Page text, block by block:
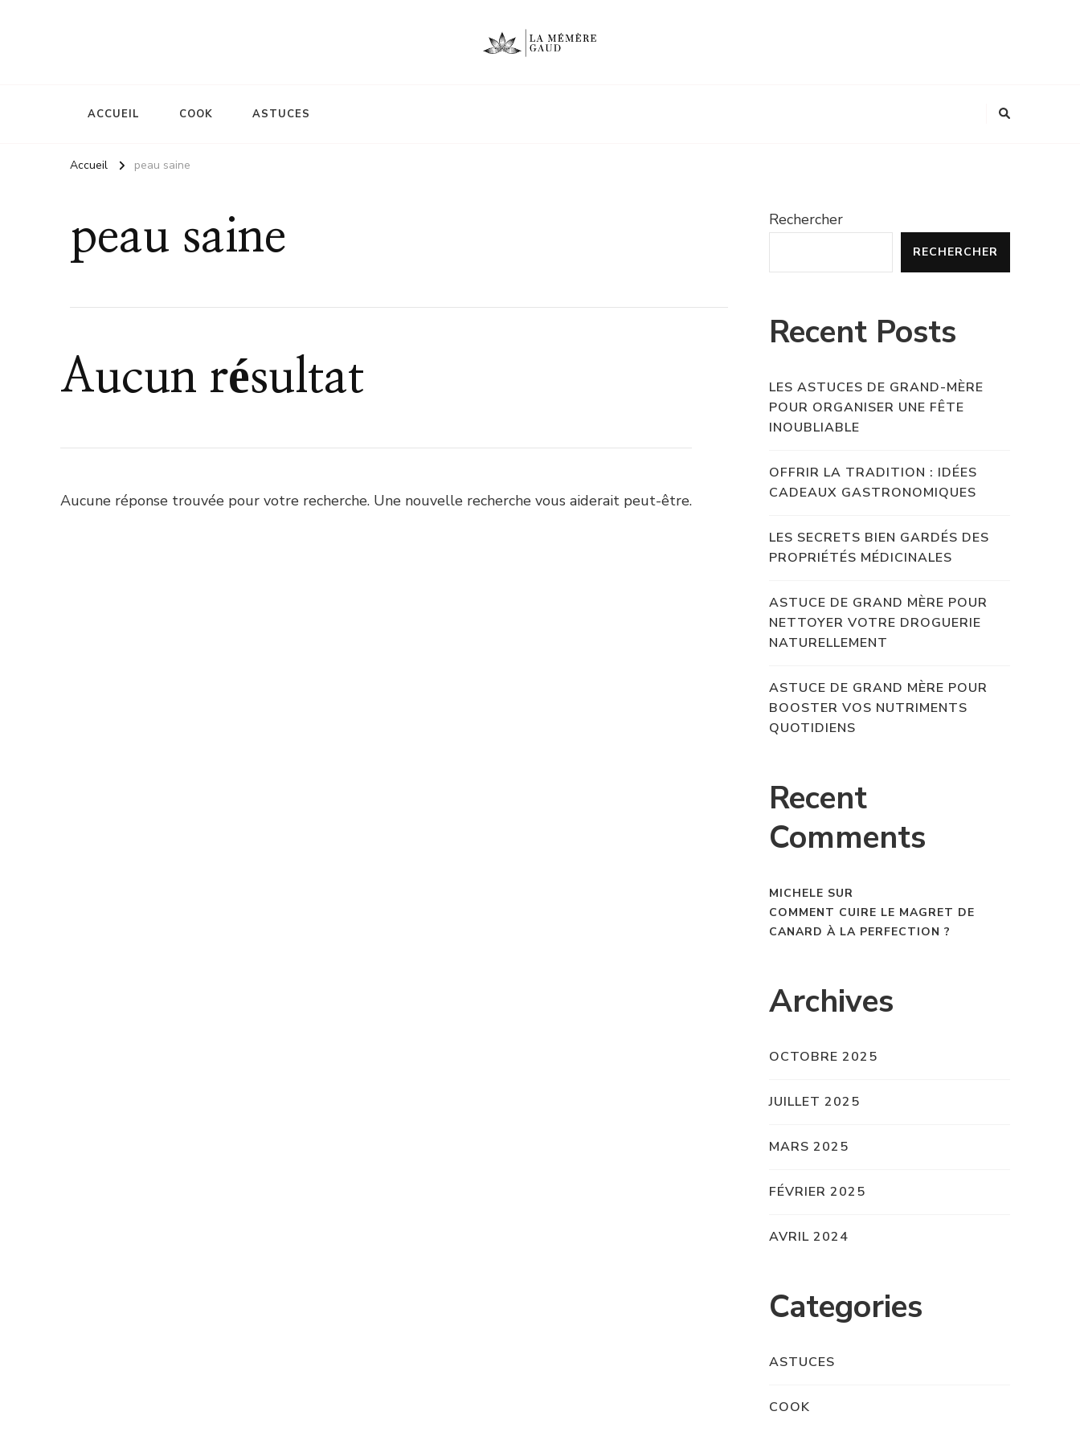
ACCUEIL COOK ASTUCES
Accueil peau saine
peau saine
Aucun résultat
Aucune réponse trouvée pour votre recherche. Une nouvelle recherche vous aiderait peut-être.
Rechercher
RECHERCHER
Recent Posts
LES ASTUCES DE GRAND-MÈRE
POUR ORGANISER UNE FÊTE
INOUBLIABLE
OFFRIR LA TRADITION : IDÉES
CADEAUX GASTRONOMIQUES
LES SECRETS BIEN GARDÉS DES
PROPRIÉTÉS MÉDICINALES
ASTUCE DE GRAND MÈRE POUR
NETTOYER VOTRE DROGUERIE
NATURELLEMENT
ASTUCE DE GRAND MÈRE POUR
BOOSTER VOS NUTRIMENTS
QUOTIDIENS
Recent
Comments
MICHELE SUR
COMMENT CUIRE LE MAGRET DE
CANARD À LA PERFECTION ?
Archives
OCTOBRE 2025
JUILLET 2025
MARS 2025
FÉVRIER 2025
AVRIL 2024
Categories
ASTUCES
COOK